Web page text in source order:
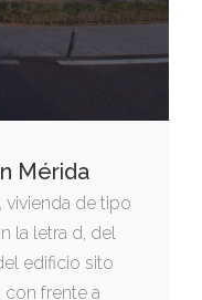
cuota en
en su
Mérida
vivienda de tipo
la letra d, del
edificio sito
con frente a